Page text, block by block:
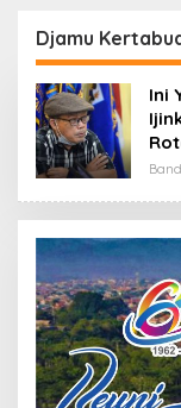
Belanja Daerah
Djamu
Ini